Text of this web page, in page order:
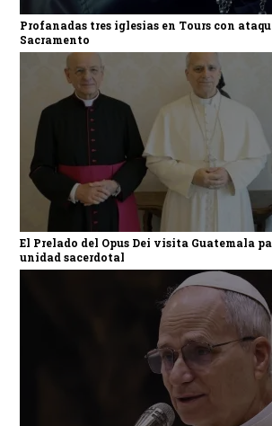
Profanadas tres iglesias en Tours con
Sacramento
El Prelado del Opus Dei visita Guatemala
unidad sacerdotal